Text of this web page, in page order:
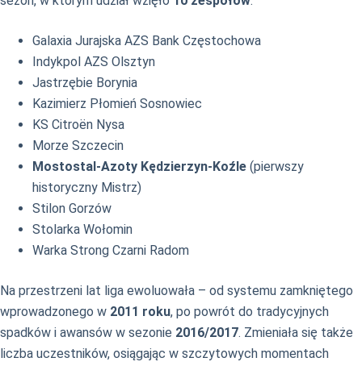
Galaxia Jurajska AZS Bank Częstochowa
Indykpol AZS Olsztyn
Jastrzębie Borynia
Kazimierz Płomień Sosnowiec
KS Citroën Nysa
Morze Szczecin
Mostostal-Azoty Kędzierzyn-Koźle (pierwszy
historyczny Mistrz)
Stilon Gorzów
Stolarka Wołomin
Warka Strong Czarni Radom
Na przestrzeni lat liga ewoluowała – od systemu zamkniętego
wprowadzonego w 2011 roku, po powrót do tradycyjnych
spadków i awansów w sezonie 2016/2017. Zmieniała się także
liczba uczestników, osiągając w szczytowych momentach